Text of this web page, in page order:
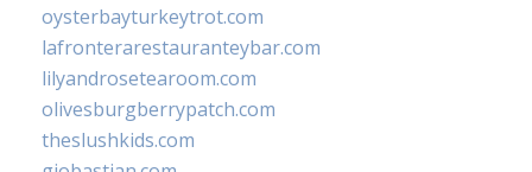
oysterbayturkeytrot.com
lafronterarestauranteybar.com
lilyandrosetearoom.com
olivesburgberrypatch.com
theslushkids.com